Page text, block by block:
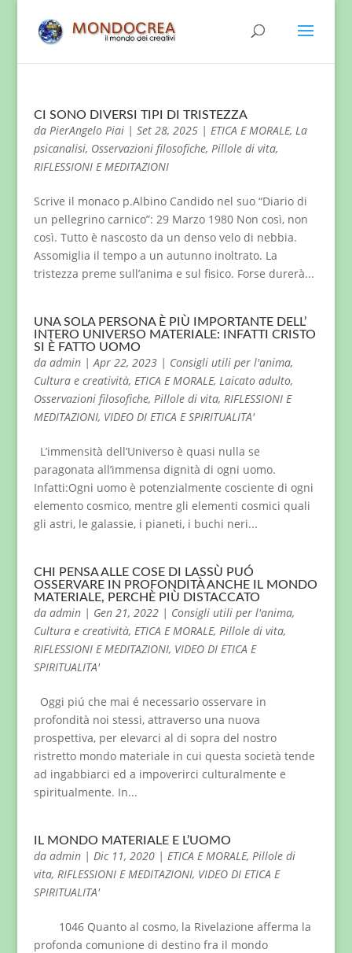
CI SONO DIVERSI TIPI DI TRISTEZZA
da PierAngelo Piai| Set 28, 2025| ETICA E MORALE, La
psicanalisi, Osservazioni filosofiche, Pillole di vita,
RIFLESSIONI E MEDITAZIONI
Scrive il monaco p.Albino Candido nel suo “Diario di
un pellegrino carnico”: 29 Marzo 1980 Non così, non
così. Tutto è nascosto da un denso velo di nebbia.
Assomiglia il tempo a un autunno inoltrato. La
tristezza preme sull’anima e sul fisico. Forse durerà...
UNA SOLA PERSONA È PIÙ IMPORTANTE DELL’
INTERO UNIVERSO MATERIALE: INFATTI CRISTO
SI È FATTO UOMO
da admin|Apr 22, 2023| Consigli utili per l'anima,
Cultura e creatività, ETICA E MORALE, Laicato adulto,
Osservazioni filosofiche, Pillole di vita, RIFLESSIONI E
MEDITAZIONI, VIDEO DI ETICA E SPIRITUALITA'
L’immensità dell’Universo è quasi nulla se
paragonata all’immensa dignità di ogni uomo.
Infatti:Ogni uomo è potenzialmente cosciente di ogni
elemento cosmico, mentre gli elementi cosmici quali
gli astri, le galassie, i pianeti, i buchi neri...
CHI PENSA ALLE COSE DI LASSÙ PUÓ
OSSERVARE IN PROFONDITÀ ANCHE IL MONDO
MATERIALE, PERCHÈ PIÙ DISTACCATO
da admin| Gen 21, 2022| Consigli utili per l'anima,
Cultura e creatività, ETICA E MORALE, Pillole di vita,
RIFLESSIONI E MEDITAZIONI, VIDEO DI ETICA E
SPIRITUALITA'
Oggi piú che mai é necessario osservare in
profondità noi stessi, attraverso una nuova
prospettiva, per elevarci al di sopra del nostro
ristretto mondo materiale in cui questa società tende
ad ingabbiarci ed a impoverirci culturalmente e
spiritualmente. In...
IL MONDO MATERIALE E L’UOMO
da admin| Dic 11, 2020| ETICA E MORALE, Pillole di
vita, RIFLESSIONI E MEDITAZIONI, VIDEO DI ETICA E
SPIRITUALITA'
1046 Quanto al cosmo, la Rivelazione afferma la
profonda comunione di destino fra il mondo